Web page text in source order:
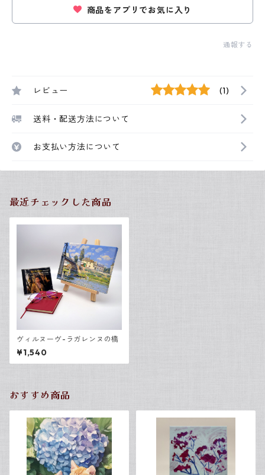
商品をアプリでお気に入り
通報する
レビュー (1)
送料・配送方法について
お支払い方法について
最近チェックした商品
ヴィルヌーヴ-ラガレンヌの橋
¥1,540
おすすめ商品